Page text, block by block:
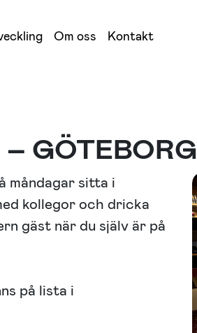
Om oss Kontakt
GÖTEBORG
måndagar sitta i
kollegor och dricka
gäst när du själv är på
på lista i